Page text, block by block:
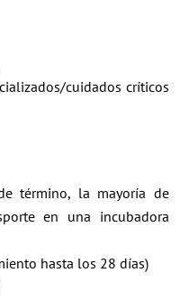
cuidados críticos
término, la mayoría de
en una incubadora
hasta los 28 días)